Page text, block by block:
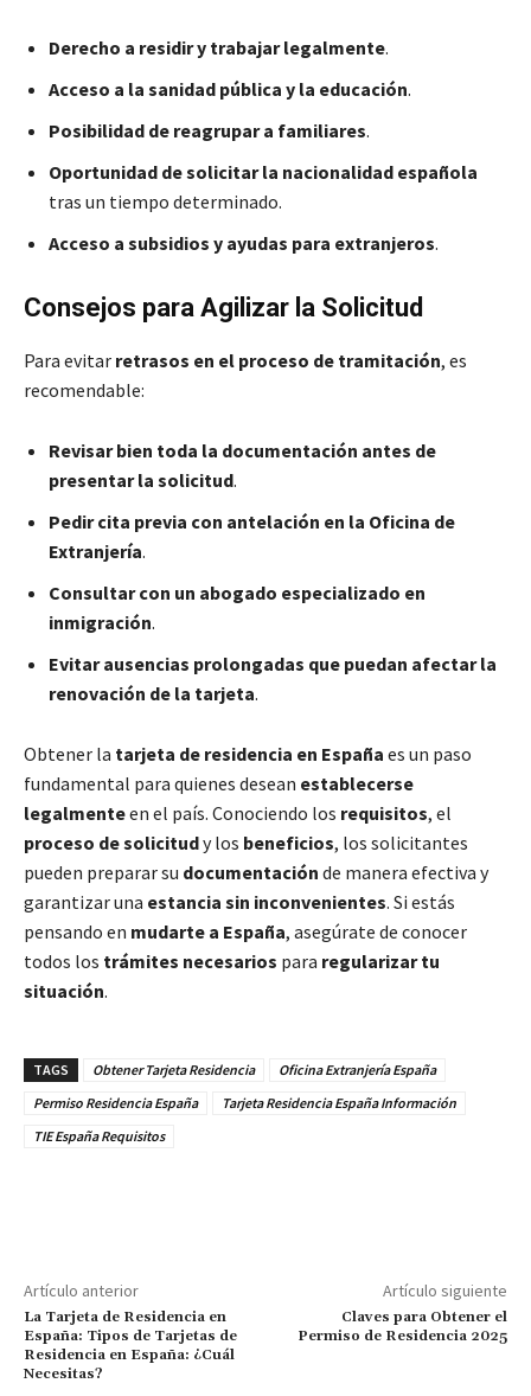
Derecho a residir y trabajar legalmente.
Acceso a la sanidad pública y la educación.
Posibilidad de reagrupar a familiares.
Oportunidad de solicitar la nacionalidad española
tras un tiempo determinado.
Acceso a subsidios y ayudas para extranjeros.
Consejos para Agilizar la Solicitud
Para evitar retrasos en el proceso de tramitación, es
recomendable:
Revisar bien toda la documentación antes de
presentar la solicitud.
Pedir cita previa con antelación en la Oficina de
Extranjería.
Consultar con un abogado especializado en
inmigración.
Evitar ausencias prolongadas que puedan afectar la
renovación de la tarjeta.
Obtener la tarjeta de residencia en España es un paso
fundamental para quienes desean establecerse
legalmenteen el país. Conociendo los requisitos, el
proceso de solicitudy los beneficios, los solicitantes
pueden preparar su documentación de manera efectiva y
garantizar una estancia sin inconvenientes. Si estás
pensando en mudarte a España, asegúrate de conocer
todos los trámites necesarios para regularizar tu
situación.
TAGS Obtener Tarjeta Residencia
Oficina Extranjería España
Permiso Residencia España
Tarjeta Residencia España Información
TIE España Requisitos
Artículo anterior
La Tarjeta de Residencia en
España: Tipos de Tarjetas de
Residencia en España: ¿Cuál
Necesitas?
Artículo siguiente
Claves para Obtener el
Permiso de Residencia 2025